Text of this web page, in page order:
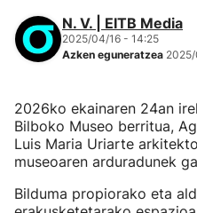
N. V. | EITB Media
2025/04/16 - 14:25
Azken eguneratzea
2026ko ekainaren 24an
Bilboko Museo berritua,
Luis Maria Uriarte
museoaren arduradunek
Bilduma propiorako eta